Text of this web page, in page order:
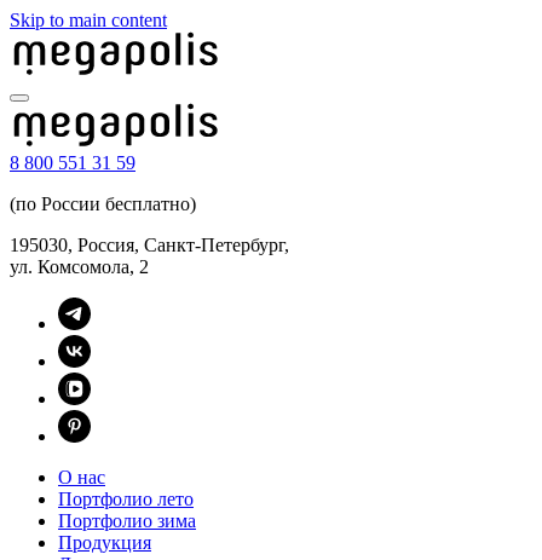
Skip to main content
8 800 551 31 59
(по России бесплатно)
195030, Россия, Санкт-Петербург,
ул. Комсомола, 2
О нас
Портфолио лето
Портфолио зима
Продукция